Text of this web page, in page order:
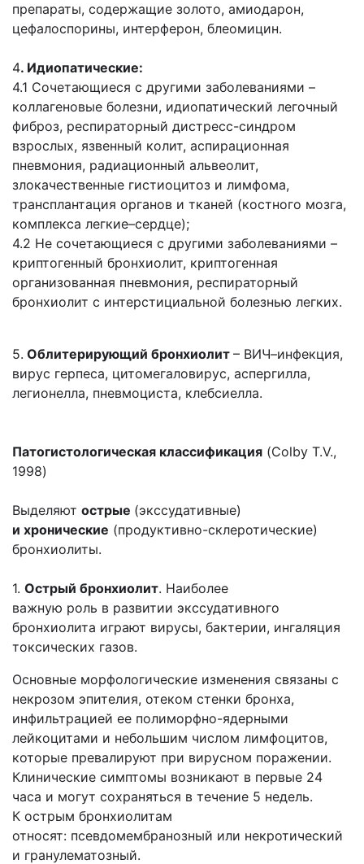
препараты, содержащие золото, амиодарон,
цефалоспорины, интерферон, блеомицин.
4. Идиопатические:
4.1 Сочетающиеся с другими заболеваниями –
коллагеновые болезни, идиопатический легочный
фиброз, респираторный дистресс-синдром
взрослых, язвенный колит, аспирационная
пневмония, радиационный альвеолит,
злокачественные гистиоцитоз и лимфома,
трансплантация органов и тканей (костного мозга,
комплекса легкие–сердце);
4.2 Не сочетающиеся с другими заболеваниями –
криптогенный бронхиолит, криптогенная
организованная пневмония, респираторный
бронхиолит с интерстициальной болезнью легких.
5. Облитерирующий бронхиолит – ВИЧ–инфекция,
вирус герпеса, цитомегаловирус, аспергилла,
легионелла, пневмоциста, клебсиелла.
Патогистологическая классификация (Colby T.V.,
1998)
Выделяют острые (экссудативные)
и хронические (продуктивно-склеротические)
бронхиолиты.
1. Острый бронхиолит. Наиболее
важную роль в развитии экссудативного
бронхиолита играют вирусы, бактерии, ингаляция
токсических газов.
Основные морфологические изменения связаны с
некрозом эпителия, отеком стенки бронха,
инфильтрацией ее полиморфно-ядерными
лейкоцитами и небольшим числом лимфоцитов,
которые превалируют при вирусном поражении.
Клинические симптомы возникают в первые 24
часа и могут сохраняться в течение 5 недель.
К острым бронхиолитам
относят: псевдомембранозный или некротический
и гранулематозный.